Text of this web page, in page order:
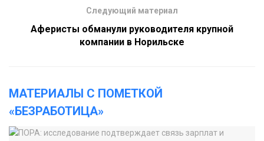
Следующий материал
Аферисты обманули руководителя крупной
компании в Норильске
МАТЕРИАЛЫ С ПОМЕТКОЙ
«БЕЗРАБОТИЦА»